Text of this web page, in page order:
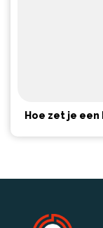
Hoe zet je